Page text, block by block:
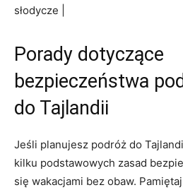
⁤słodycze |
Porady dotyczące
bezpieczeństwa
do⁤ Tajlandii
Jeśli planujesz ⁣podróż do
kilku podstawowych zasad
się wakacjami bez obaw.